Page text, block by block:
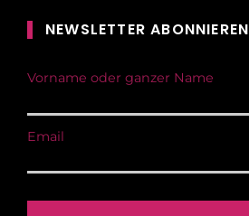
NEWSLETTER ABONNIEREN
Vorname oder ganzer Name
Email